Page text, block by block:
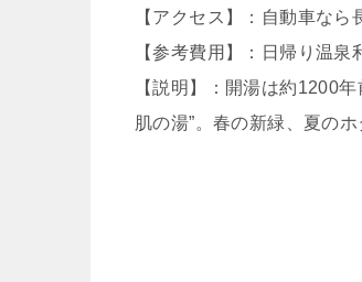
【アクセス】：自動車な
【参考費用】：日帰り温泉
【説明】：開湯は約1200
肌の湯”。春の新緑、夏の